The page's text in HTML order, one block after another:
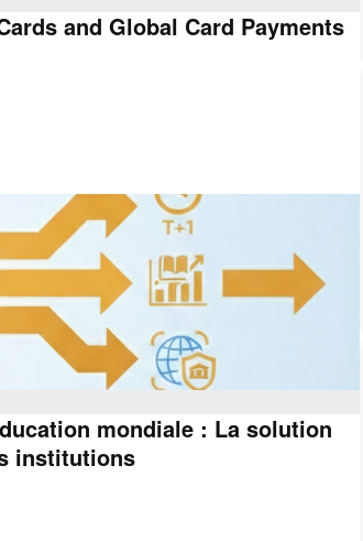
and Global Card Payments
mondiale : La solution
institutions